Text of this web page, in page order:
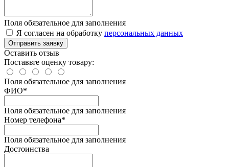
Поля обязательное для заполнения
Я согласен на обработку персональных данных
Отправить заявку
Оставить отзыв
Поставьте оценку товару:
Поля обязательное для заполнения
ФИО*
Поля обязательное для заполнения
Номер телефона*
Поля обязательное для заполнения
Достоинства